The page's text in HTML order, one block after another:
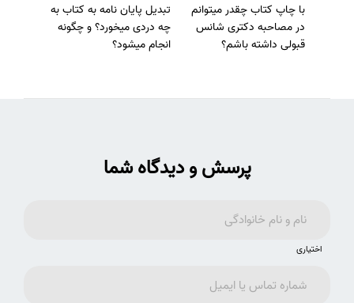
با چاپ کتاب چقدر میتوانم
در مصاحبه دکتری شانس
قبولی داشته باشم؟
تبدیل پایان نامه به کتاب به
چه دردی میخورد؟ و چگونه
انجام میشود؟
پرسش و دیدگاه شما
اختیاری